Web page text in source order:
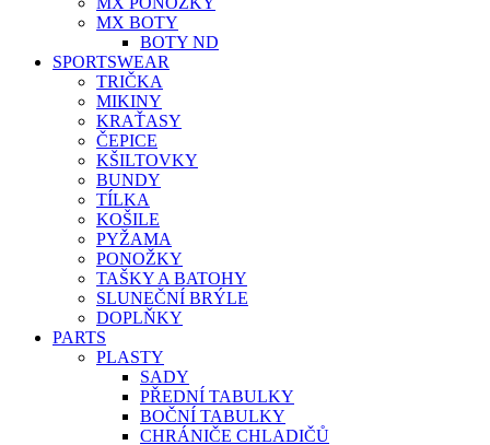
MX BOTY
BOTY ND
SPORTSWEAR
TRIČKA
MIKINY
KRAŤASY
ČEPICE
KŠILTOVKY
BUNDY
TÍLKA
KOŠILE
PYŽAMA
PONOŽKY
TAŠKY A BATOHY
SLUNEČNÍ BRÝLE
DOPLŇKY
PARTS
PLASTY
SADY
PŘEDNÍ TABULKY
BOČNÍ TABULKY
CHRÁNIČE CHLADIČŮ